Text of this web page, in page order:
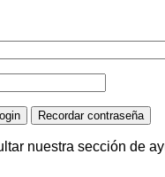
nuestra sección de